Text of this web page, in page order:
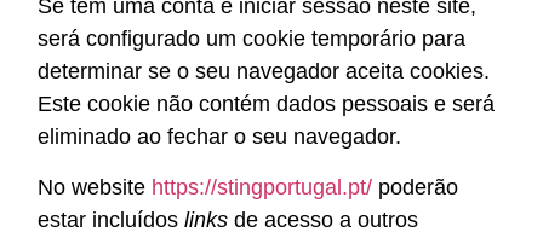
Se tem uma conta e iniciar sessão neste site,
será configurado um cookie temporário para
determinar se o seu navegador aceita cookies.
Este cookie não contém dados pessoais e será
eliminado ao fechar o seu navegador.
No website https://stingportugal.pt/ poderão
estar incluídoslinks de acesso a outros